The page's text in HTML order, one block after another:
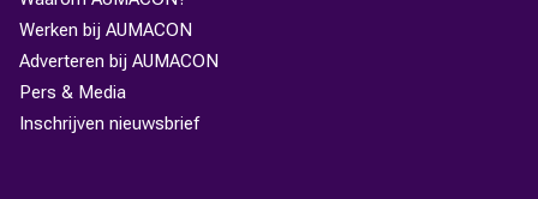
Werken bij AUMACON
Adverteren bij AUMACON
Pers & Media
Inschrijven nieuwsbrief